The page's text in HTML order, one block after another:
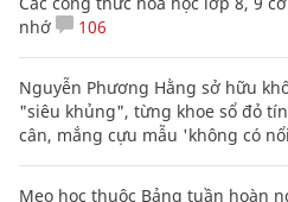
nhớ
106
Nguyễn Phương Hằng sở hữu
"siêu khủng", từng khoe sổ đỏ
cân, mắng cựu mẫu 'không có
Mẹo học thuộc Bảng tuần hoàn